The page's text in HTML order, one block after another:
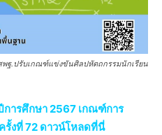
ฐ.ปรับเกณฑ์แข่งขันศิลปหัตถกรรมนักเรียน
ารศึกษา 2567 เกณฑ์การ
รั้งที่ 72 ดาวน์โหลดที่นี่